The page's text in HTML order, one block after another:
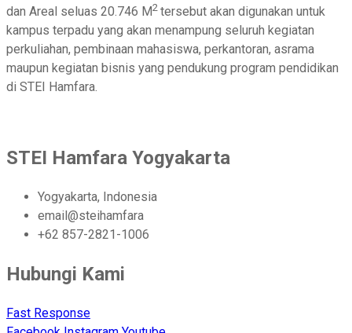
dan Areal seluas 20.746 M2 tersebut akan digunakan untuk
kampus terpadu yang akan menampung seluruh kegiatan
perkuliahan, pembinaan mahasiswa, perkantoran, asrama
maupun kegiatan bisnis yang pendukung program pendidikan
di STEI Hamfara.
STEI Hamfara Yogyakarta
Yogyakarta, Indonesia
email@steihamfara
+62 857-2821-1006
Hubungi Kami
Fast Response